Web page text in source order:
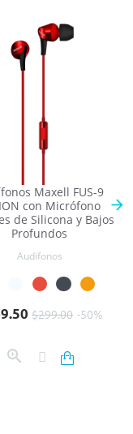
Maxell FUS-9
con Micrófono
de Silicona y Bajos
Profundos
Audifonos
base$299.00 -50%